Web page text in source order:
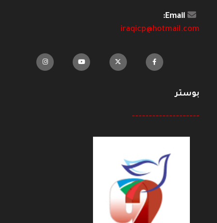
Email:
iraqicp@hotmail.com
بوستر
--------------------